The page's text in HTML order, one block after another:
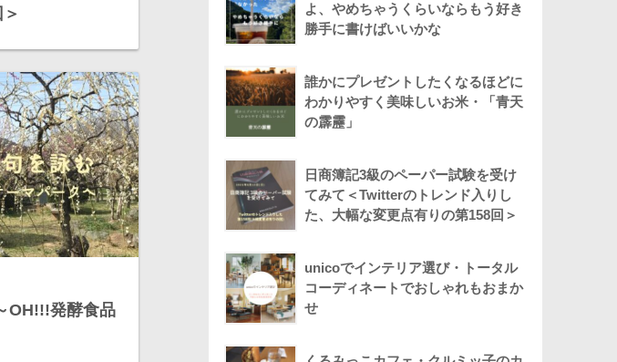
OH!!!発酵食品
よ、やめちゃうくらいならもう好き
勝手に書けばいいかな
誰かにプレゼントしたくなるほどに
わかりやすく美味しいお米・「青天
の霹靂」
日商簿記3級のペーパー試験を受け
てみて＜Twitterのトレンド入りし
た、大幅な変更点有りの第158回＞
unicoでインテリア選び・トータル
コーディネートでおしゃれもおまか
せ